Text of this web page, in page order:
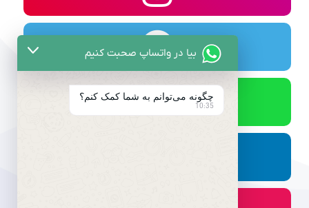
بیا در واتساپ صحبت کنیم
چگونه می‌توانم به شما کمک کنم؟
10:35